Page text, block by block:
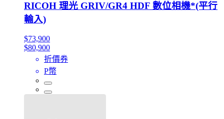
RICOH 理光 GRIV/GR4 HDF 數位相機*(平行
輸入)
$73,900
$80,900
折價券
P幣